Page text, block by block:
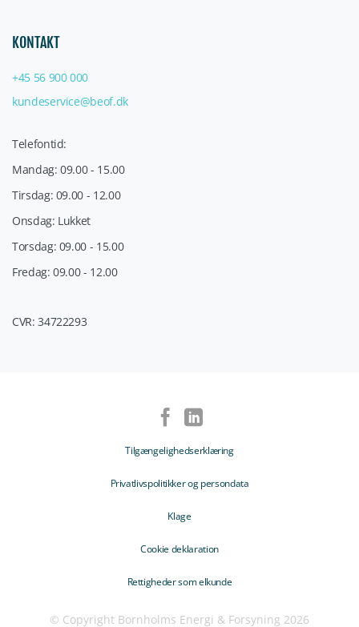
KONTAKT
+45 56 900 000
kundeservice@beof.dk
Telefontid:
Mandag: 09.00 - 15.00
Tirsdag: 09.00 - 12.00
Onsdag: Lukket
Torsdag: 09.00 - 15.00
Fredag: 09.00 - 12.00
CVR: 34722293
Tilgængelighedserklæring
Privatlivspolitikker og persondata
Klage
Cookie deklaration
Rettigheder som elkunde
© Copyright Bornholms Energi & Forsyning 2026